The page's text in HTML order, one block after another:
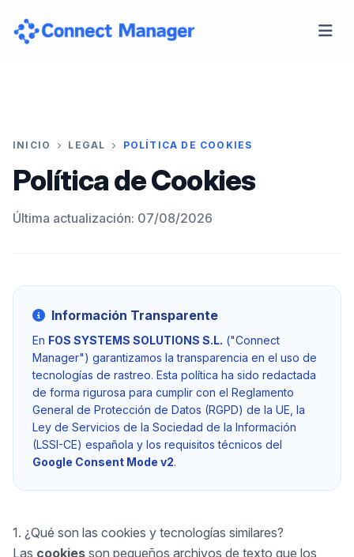
INICIO LEGAL POLÍTICA DE COOKIES
Política de Cookies
Última actualización: 07/08/2026
Información Transparente
En FOS SYSTEMS SOLUTIONS S.L. ("Connect
Manager") garantizamos la transparencia en el uso de
tecnologías de rastreo. Esta política ha sido redactada
de forma rigurosa para cumplir con el Reglamento
General de Protección de Datos (RGPD) de la UE, la
Ley de Servicios de la Sociedad de la Información
(LSSI-CE) española y los requisitos técnicos del
Google Consent Mode v2.
1. ¿Qué son las cookies y tecnologías similares?
Las cookies son pequeños archivos de texto que los